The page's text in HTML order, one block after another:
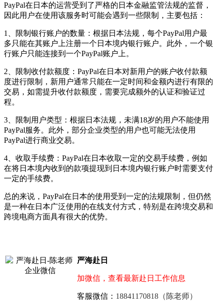
PayPal在日本的运营受到了严格的日本金融监管法规的监督，
因此用户在使用该服务时可能会遇到一些限制，主要包括：
1、限制银行账户的数量：根据日本法规，每个PayPal用户最
多只能在其账户上注册一个日本境内银行账户。此外，一个银
行账户只能连接到一个PayPal账户上。
2、限制收付款额度：PayPal在日本对新用户的账户收付款额
度进行限制，新用户通常只能在一定时间和金额内进行有限的
交易，如需提升收付款额度，需要完成额外的认证和验证过
程。
3、限制用户类型：根据日本法规，未满18岁的用户不能使用
PayPal服务。此外，部分企业类型的用户也可能无法使用
PayPal进行商业交易。
4、收取手续费：PayPal在日本收取一定的交易手续费，例如
在将日本境内收到的款项提现到日本境内银行账户时需要支付
一定的手续费。
总的来说，PayPal在日本的使用受到一定的法规限制，但仍然
是一种在日本广泛使用的在线支付方式，特别是在跨境交易和
跨境电商方面具有很大的优势。
严海赴日
加微信，查看最新赴日工作信息
客服微信： 18841170818（陈老师）